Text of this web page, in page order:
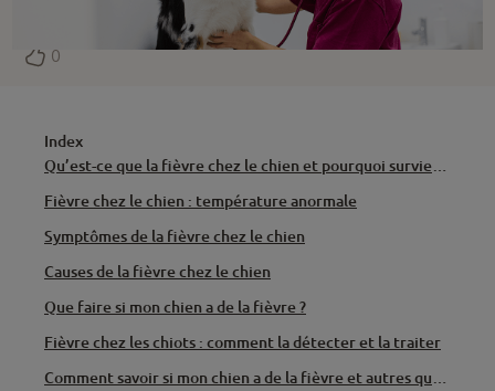
0
Index
Fièvre chez le chien : température anormale
Symptômes de la fièvre chez le chien
Causes de la fièvre chez le chien
Que faire si mon chien a de la fièvre ?
Fièvre chez les chiots : comment la détecter et la traiter